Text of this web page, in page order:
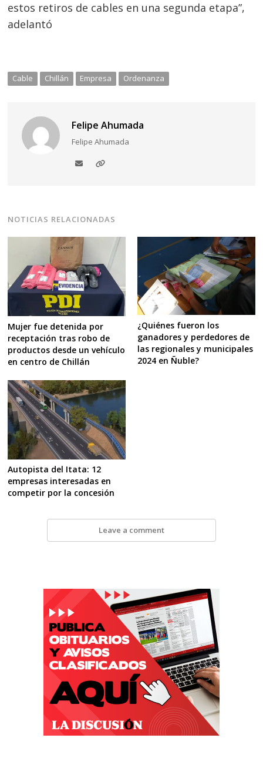
estos retiros de cables en una segunda etapa”,
adelantó
Cable Chillán Empresa Ordenanza
Felipe Ahumada
Felipe Ahumada
NOTICIAS RELACIONADAS
Mujer fue detenida por
receptación tras robo de
productos desde un vehículo
en centro de Chillán
¿Quiénes fueron los
ganadores y perdedores de
las regionales y municipales
2024 en Ñuble?
Autopista del Itata: 12
empresas interesadas en
competir por la concesión
Leave a comment